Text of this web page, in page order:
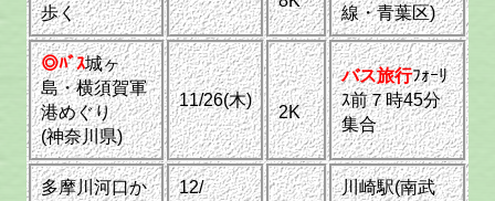
歩く
線・青葉区)
◎ﾊﾞｽ城ヶ
島・横須賀軍
港めぐり
(神奈川県)
11/26(木)
2K
バス旅行ﾌｫｰﾘ
ｽ前７時45分
集合
多摩川河口か
12/
川崎駅(南武